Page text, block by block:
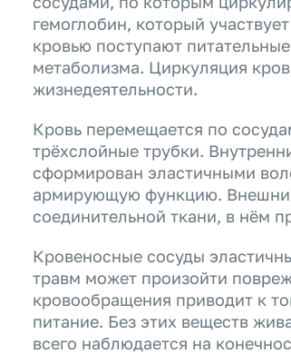
гемоглобин, который
кровью поступают
метаболизма. Циркуляция
жизнедеятельности.
Кровь перемещается по
трёхслойные трубки.
сформирован эластичными
армирующую функцию.
соединительной ткани, в нём
Кровеносные сосуды
травм может произойти
кровообращения приводит к
питание. Без этих веществ
всего наблюдается на